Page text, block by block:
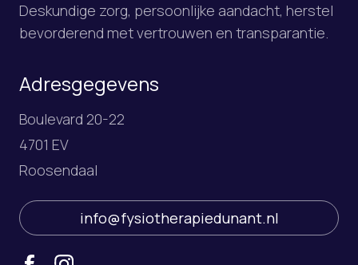
Deskundige zorg, persoonlijke aandacht, herstel
bevorderend met vertrouwen en transparantie.
Adresgegevens
Boulevard 20-22
4701 EV
Roosendaal
info@fysiotherapiedunant.nl